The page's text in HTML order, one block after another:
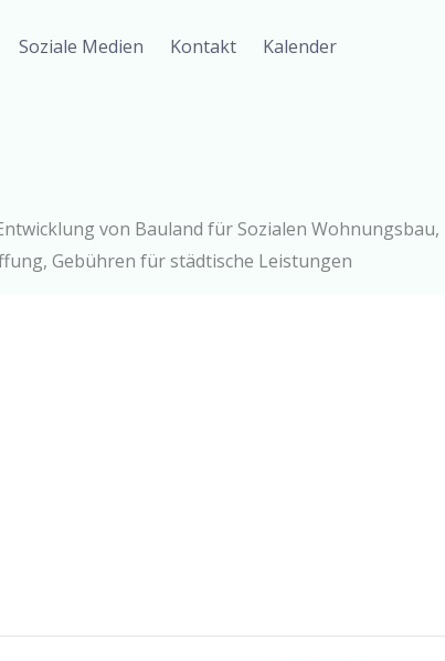
Soziale Medien Kontakt Kalender
von Bauland für Sozialen Wohnungsbau,
Gebühren für städtische Leistungen